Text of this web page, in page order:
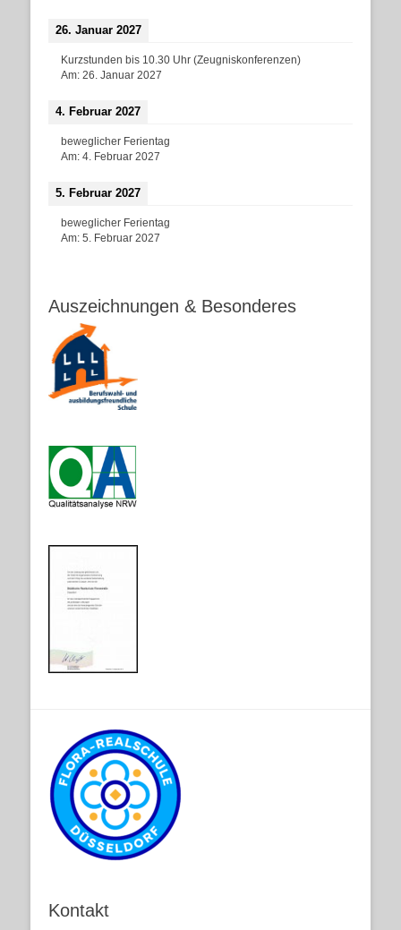
26. Januar 2027
Kurzstunden bis 10.30 Uhr (Zeugniskonferenzen)
Am: 26. Januar 2027
4. Februar 2027
beweglicher Ferientag
Am: 4. Februar 2027
5. Februar 2027
beweglicher Ferientag
Am: 5. Februar 2027
Auszeichnungen & Besonderes
Kontakt